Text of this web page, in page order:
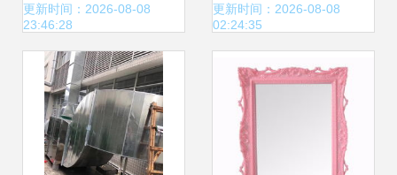
商户指南
更新时间：2026-08-08
23:46:28
会，纽扣行业迎发
展新机遇
更新时间：2026-08-08
02:24:35